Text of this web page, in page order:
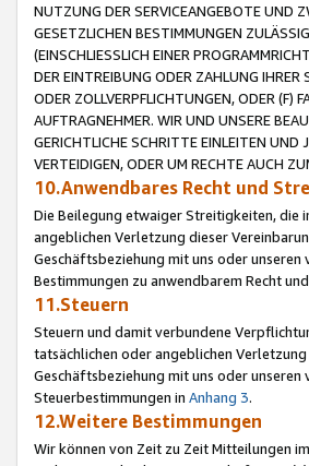
NUTZUNG DER SERVICEANGEBOTE UND
GESETZLICHEN BESTIMMUNGEN
(EINSCHLIESSLICH EINER
DER EINTREIBUNG ODER ZAHLUNG
ODER ZOLLVERPFLICHTUNGEN, ODER (F)
AUFTRAGNEHMER. WIR UND UNSERE
GERICHTLICHE SCHRITTE EINLEITEN UND
VERTEIDIGEN, ODER UM RECHTE AUCH
10.Anwendbares Recht und
Die Beilegung etwaiger Streitigkeiten, die
angeblichen Verletzung dieser
Geschäftsbeziehung mit uns oder
Bestimmungen zu anwendbarem Recht
11.Steuern
Steuern und damit verbundene
tatsächlichen oder angeblichen
Geschäftsbeziehung mit uns oder
Steuerbestimmungen in Anhang 3.
12.Weitere Bestimmungen
Wir können von Zeit zu Zeit Mitteilungen